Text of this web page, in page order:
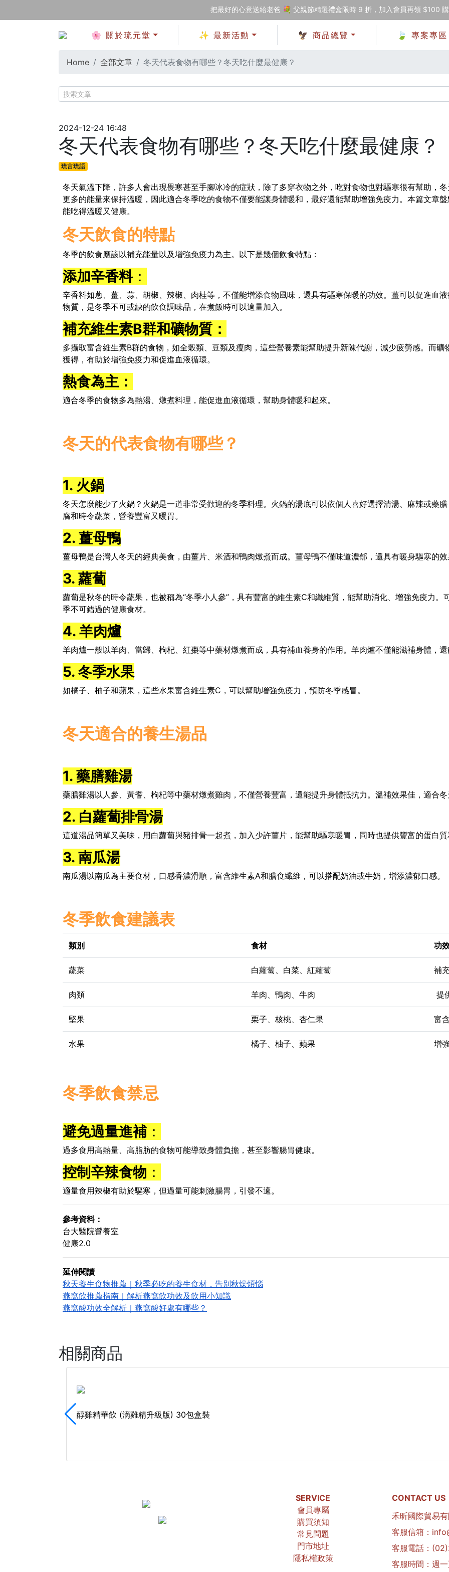
🌸 關於琉元堂 ✨ 最新活動 🦅 商品總覽 🍃 專案專區
把最好的心意送給老爸 💐 父親節精選禮盒限時 9 折，加入會員再領 $100
Home 全部文章 冬天代表食物有哪些？冬天吃什麼最健康？
2024-12-24 16:48
冬天代表食物有哪些？冬天吃什麼最健康？
琉言琉語
冬天氣溫下降，許多人會出現畏寒甚至手腳冰冷的症狀，除了多穿衣物之外，吃對食物也對驅寒很有幫助，
更多的能量來保持溫暖，因此適合冬季吃的食物不僅要能讓身體暖和，最好還能幫助增強免疫力。本篇文章
能吃得溫暖又健康。
冬天飲食的特點
冬季的飲食應該以補充能量以及增強免疫力為主。以下是幾個飲食特點：
添加辛香料：
辛香料如蔥、薑、蒜、胡椒、辣椒、肉桂等，不僅能增添食物風味，還具有驅寒保暖的功效。薑可以促進血
物質，是冬季不可或缺的飲食調味品，在煮飯時可以適量加入。
補充維生素B群和礦物質：
多攝取富含維生素B群的食物，如全穀類、豆類及瘦肉，這些營養素能幫助提升新陳代謝，減少疲勞感。而
獲得，有助於增強免疫力和促進血液循環。
熱食為主：
適合冬季的食物多為熱湯、燉煮料理，能促進血液循環，幫助身體暖和起來。
冬天的代表食物有哪些？
1. 火鍋
冬天怎麼能少了火鍋？火鍋是一道非常受歡迎的冬季料理。火鍋的湯底可以依個人喜好選擇清湯、麻辣或藥
腐和時令蔬菜，營養豐富又暖胃。
2. 薑母鴨
薑母鴨是台灣人冬天的經典美食，由薑片、米酒和鴨肉燉煮而成。薑母鴨不僅味道濃郁，還具有暖身驅寒的效
3. 蘿蔔
蘿蔔是秋冬的時令蔬果，也被稱為“冬季小人參”，具有豐富的維生素C和纖維質，能幫助消化、增強免疫力
季不可錯過的健康食材。
4. 羊肉爐
羊肉爐一般以羊肉、當歸、枸杞、紅棗等中藥材燉煮而成，具有補血養身的作用。羊肉爐不僅能滋補身體，還
5. 冬季水果
如橘子、柚子和蘋果，這些水果富含維生素C，可以幫助增強免疫力，預防冬季感冒。
冬天適合的養生湯品
1. 藥膳雞湯
藥膳雞湯以人參、黃耆、枸杞等中藥材燉煮雞肉，不僅營養豐富，還能提升身體抵抗力。溫補效果佳，適合冬
2. 白蘿蔔排骨湯
這道湯品簡單又美味，用白蘿蔔與豬排骨一起煮，加入少許薑片，能幫助驅寒暖胃，同時也提供豐富的蛋白質
3. 南瓜湯
南瓜湯以南瓜為主要食材，口感香濃滑順，富含維生素A和膳食纖維，可以搭配奶油或牛奶，增添濃郁口感。
冬季飲食建議表
類別 食材 功
蔬菜 白蘿蔔、白菜、紅蘿蔔 補
肉類 羊肉、鴨肉、牛肉 提
堅果 栗子、核桃、杏仁果 富
水果 橘子、柚子、蘋果 增
冬季飲食禁忌
避免過量進補 ：
過多食用高熱量、高脂肪的食物可能導致身體負擔，甚至影響腸胃健康。
控制辛辣食物 ：
適量食用辣椒有助於驅寒，但過量可能刺激腸胃，引發不適。
參考資料：
台大醫院營養室
健康2.0
延伸閱讀
秋天養生食物推薦｜秋季必吃的養生食材，告別秋燥煩惱
燕窩飲推薦指南｜解析燕窩飲功效及飲用小知識
燕窩酸功效全解析｜燕窩酸好處有哪些？
相關商品
醇雞精華飲 (滴雞精升級版) 30包盒裝
SERVICE
會員專屬
購買須知
常見問題
門市地址
隱私權政策
CONTACT US
禾昕國際貿易
客服信箱：
客服電話：
客服時間：週